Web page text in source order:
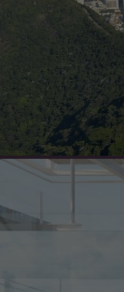
da qualidade de
TODOS OS
UM SÓ